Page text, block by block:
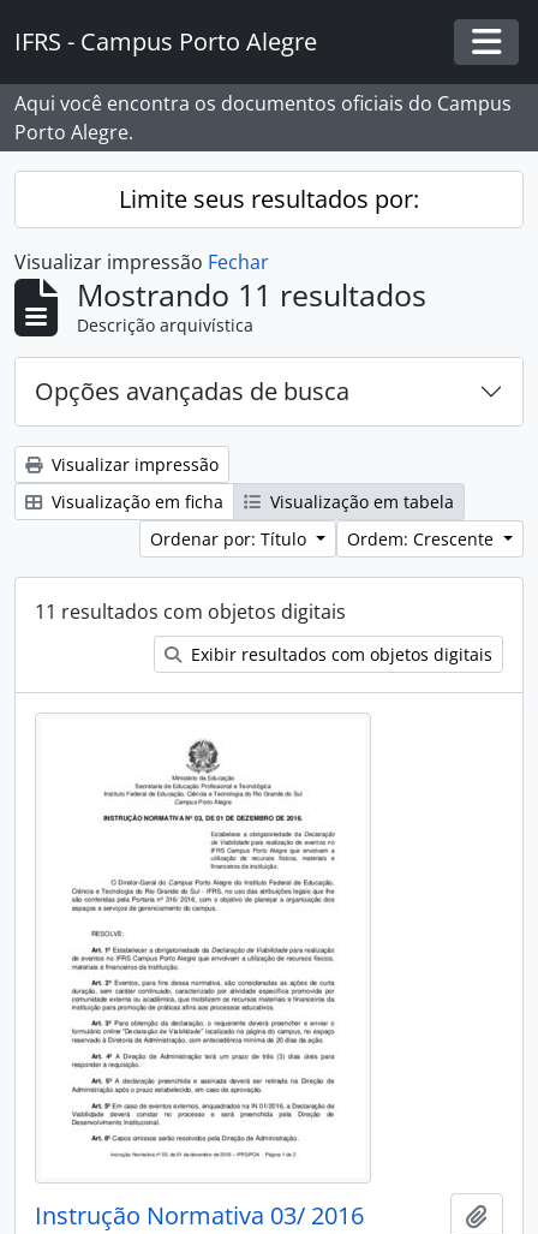
IFRS - Campus Porto Alegre
Aqui você encontra os documentos oficiais do Campus
Porto Alegre.
Limite seus resultados por:
Visualizar impressão Fechar
Mostrando 11 resultados
Descrição arquivística
Opções avançadas de busca
Visualizar impressão
Visualização em ficha
Visualização em tabela
Ordenar por: Título
Ordem: Crescente
11 resultados com objetos digitais
Exibir resultados com objetos digitais
Instrução Normativa 03/ 2016